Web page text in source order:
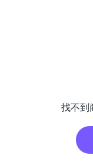
找不到